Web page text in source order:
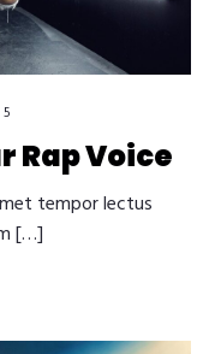
5
Rap Voice
tempor lectus
[…]